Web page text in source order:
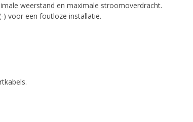
weerstand en maximale stroomoverdracht.
) voor een foutloze installatie.